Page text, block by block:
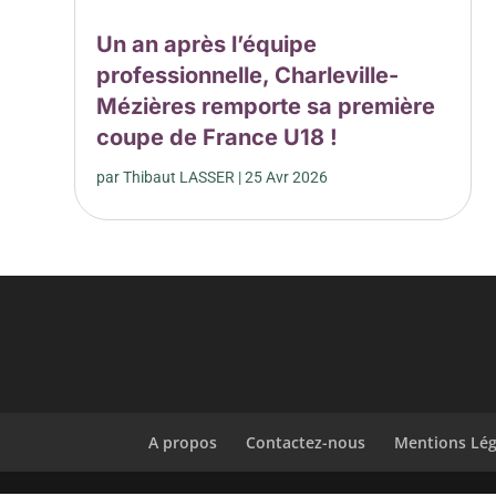
Un an après l’équipe
professionnelle, Charleville-
Mézières remporte sa première
coupe de France U18 !
parThibaut LASSER |25 Avr 2026
A propos Contactez-nous Mentions